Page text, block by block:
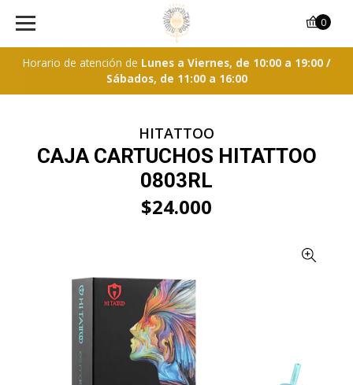
Horario de atención de Lunes a Viernes, de 10:00 a 19:00 /
Sábados, de 11:00 a 16:00
0
HITATTOO
CAJA CARTUCHOS HITATTOO
0803RL
$24.000